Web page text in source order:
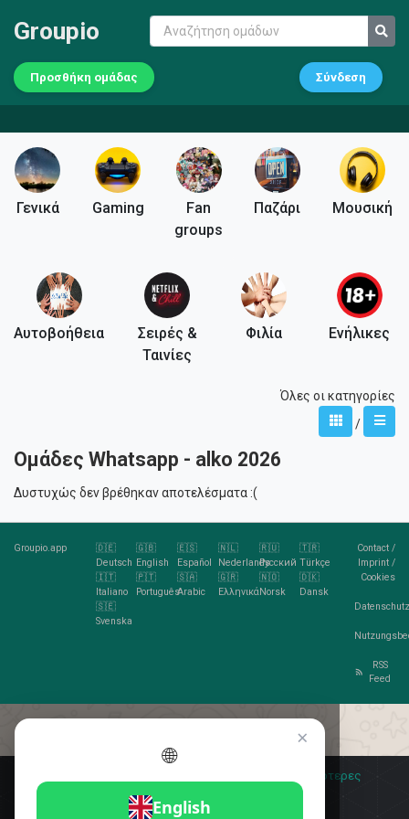
Groupio
Προσθήκη ομάδας Σύνδεση
Γενικά Gaming
Fan
groups
Παζάρι Μουσική
Αυτοβοήθεια
Σειρές &
Ταινίες
Φιλία Ενήλικες
Όλες οι κατηγορίες
/
Ομάδες Whatsapp - alko 2026
Δυστυχώς δεν βρέθηκαν αποτελέσματα :(
Groupio.app
🇩🇪
Deutsch
🇬🇧
English
🇪🇸
Español
🇳🇱
Nederlands
🇷🇺
Русский
🇹🇷
Türkçe
🇮🇹
Italiano
🇵🇹
Português
🇸🇦
Arabic
🇬🇷
Ελληνικά
🇳🇴
Norsk
🇩🇰
Dansk
🇸🇪
Svenska
Contact/
Imprint/
Cookies
RSS
Feed
Περισσότερες
πληροφορίες
×
🌐
English